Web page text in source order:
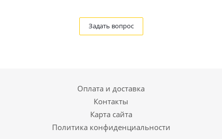
Задать вопрос
Оплата и доставка
Контакты
Карта сайта
Политика конфиденциальности